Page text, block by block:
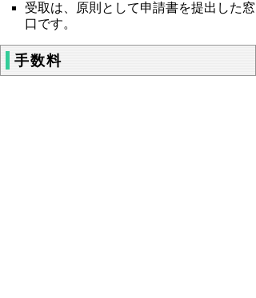
受取は、原則として申請書を提出した窓
口です。
手数料